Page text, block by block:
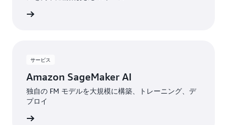
サービス
Amazon SageMaker AI
独自の FM モデルを大規模に構築、トレーニング、デ
プロイ